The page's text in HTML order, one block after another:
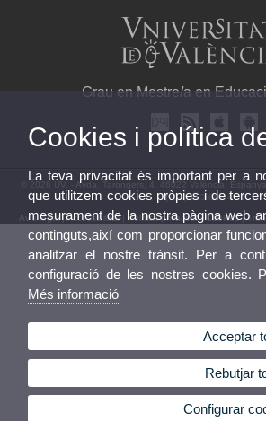
Grau en Mestre/a en
© 2026 UV. - Avda. Tarongers, 4. 46022 València.
(+34) 963 86 44 87
Avís legal|Accessibilitat| Política privacitat|Cookies|
Cookies i política
La teva privacitat és important per a
que utilitzem cookies pròpies i de
mesurament de la nostra pàgina web
continguts,així com proporcionar
analitzar el nostre trànsit. Per a
configuració de les nostres cookies.
Més informació
Acceptar
Rebutjar
Configurar